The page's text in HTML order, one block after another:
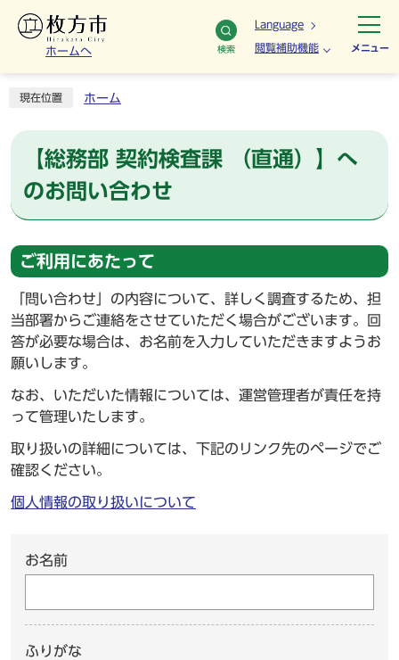
ホームへ 検索
Language
閲覧補助機能 メニュー
現在位置 ホーム
【総務部 契約検査課 （直通）】へ
のお問い合わせ
ご利用にあたって
「問い合わせ」の内容について、詳しく調査するため、担
当部署からご連絡をさせていただく場合がございます。回
答が必要な場合は、お名前を入力していただきますようお
願いします。
なお、いただいた情報については、運営管理者が責任を持
って管理いたします。
取り扱いの詳細については、下記のリンク先のページでご
確認ください。
個人情報の取り扱いについて
お名前
ふりがな